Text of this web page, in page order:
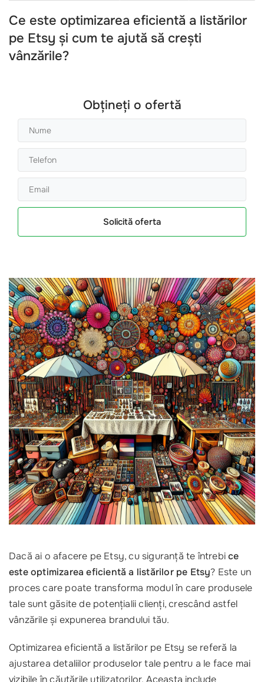
Ce este optimizarea eficientă a listărilor
pe Etsy și cum te ajută să crești
vânzările?
Obțineți o ofertă
Solicită oferta
Dacă ai o afacere pe Etsy, cu siguranță te întrebice
este optimizarea eficientă a listărilor pe Etsy? Este un
proces care poate transforma modul în care produsele
tale sunt găsite de potențialii clienți, crescând astfel
vânzările și expunerea brandului tău.
Optimizarea eficientă a listărilor pe Etsy se referă la
ajustarea detaliilor produselor tale pentru a le face mai
vizibile în căutările utilizatorilor. Aceasta include